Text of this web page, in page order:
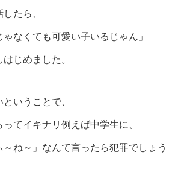
たら、
ゃなくても可愛い子いるじゃん」
じめました。
いうことで、
てイキナリ例えば中学生に、
～ね～」なんて言ったら犯罪でしょう